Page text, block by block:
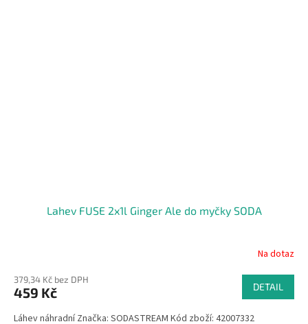
Lahev FUSE 2x1l Ginger Ale do myčky SODA
Na dotaz
379,34 Kč bez DPH
459 Kč DETAIL
Láhev náhradní Značka: SODASTREAM Kód zboží: 42007332